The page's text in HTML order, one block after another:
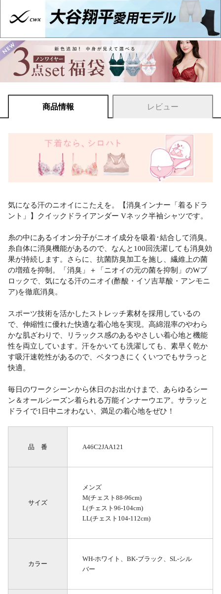
商品情報 レビュー
気になる汗のニオイにこたえを。【消臭インナー「着るドラ
ント」】クイックドライアンダー Vネック半袖シャツです。
糸の中にあるイオン分子がニオイ成分を吸着･結合して消臭。
糸自体に消臭機能があるので、なんと100回洗濯しても消臭効
果が持続します。さらに、抗菌防臭加工を施し、繊維上の菌
の増殖を抑制。「消臭」＋「ニオイの元の菌を抑制」のWブ
ロックで、気になる汗のニオイ(酢酸・イソ吉草酸・アンモニ
ア)を徹底消臭。
スポーツ技術を活かしたストレッチ素材を採用しているの
で、伸縮性に優れた快適な着心地を実現。高綿混率のやわら
かな肌ざわりで、リラックス感のあるやさしい着心地と機能
性を両立しています。汗をかいても洗濯しても、素早く乾か
す吸汗速乾性があるので、ベタつきにくくいつでもサラっと
快適。
毎日のワークシーンから休日のお出かけまで、あらゆるシー
ン＆オールシーズン着られる万能インナーウエア。サラッと
ドライで1日中ニオわない、満足の着心地をぜひ！
品 番 A46C2JAA121
サイズ
メンズ
M(チェスト88-96cm)
L(チェスト96-104cm)
LL(チェスト104-112cm)
カラー
WH-ホワイト、BK-ブラック、SL-シル
バー